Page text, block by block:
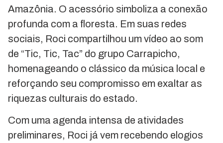
Amazônia. O acessório simboliza a conexão
profunda com a floresta. Em suas redes
sociais, Roci compartilhou um vídeo ao som
de “Tic, Tic, Tac” do grupo Carrapicho,
homenageando o clássico da música local e
reforçando seu compromisso em exaltar as
riquezas culturais do estado.
Com uma agenda intensa de atividades
preliminares, Roci já vem recebendo elogios